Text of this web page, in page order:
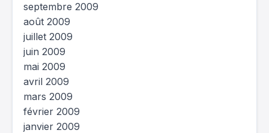
septembre 2009
août 2009
juillet 2009
juin 2009
mai 2009
avril 2009
mars 2009
février 2009
janvier 2009